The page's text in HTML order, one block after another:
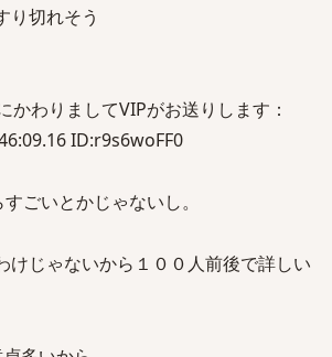
り切れそう
かわりましてVIPがお送りします：
ID:r9s6woFF0
ごいとかじゃないし。
けじゃないから１００人前後で詳しい